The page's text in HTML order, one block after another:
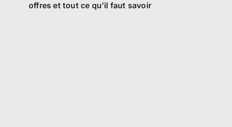
offres et tout ce qu’il faut savoir